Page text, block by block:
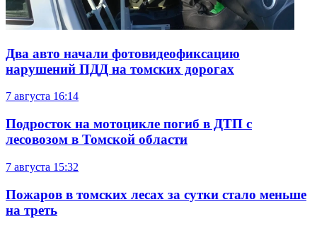
Два авто начали фотовидеофиксацию
нарушений ПДД на томских дорогах
7 августа 16:14
Подросток на мотоцикле погиб в ДТП с
лесовозом в Томской области
7 августа 15:32
Пожаров в томских лесах за сутки стало меньше
на треть